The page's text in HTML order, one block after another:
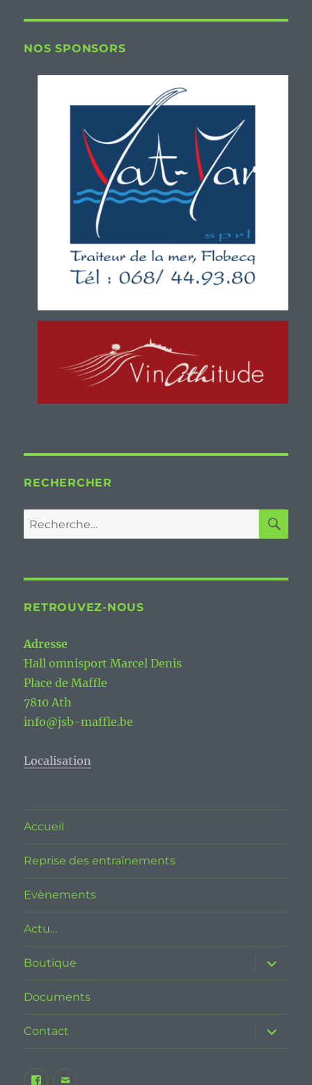
NOS SPONSORS
RECHERCHER
Recherche
pour :
RETROUVEZ-NOUS
Adresse
Hall omnisport Marcel Denis
Place de Maffle
7810 Ath
info@jsb-maffle.be
Localisation
Accueil
Reprise des entraînements
Evènements
Actu…
Boutique
ouvrir
le
sous-
Documents
Contact
ouvrir
le
sous-
Facebook
E-